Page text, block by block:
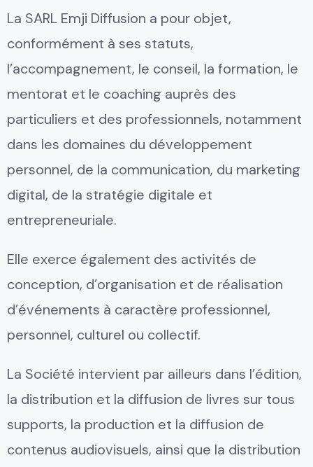
La SARL Emji Diffusion a pour objet,
conformément à ses statuts,
l’accompagnement, le conseil, la formation, le
mentorat et le coaching auprès des
particuliers et des professionnels, notamment
dans les domaines du développement
personnel, de la communication, du marketing
digital, de la stratégie digitale et
entrepreneuriale.
Elle exerce également des activités de
conception, d’organisation et de réalisation
d’événements à caractère professionnel,
personnel, culturel ou collectif.
La Société intervient par ailleurs dans l’édition,
la distribution et la diffusion de livres sur tous
supports, la production et la diffusion de
contenus audiovisuels, ainsi que la distribution